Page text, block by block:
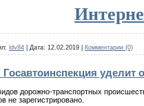
ldv84 Дата: 12.02.2019 Комментарии (0)
дорожно-транспортных
не зарегистрировано.